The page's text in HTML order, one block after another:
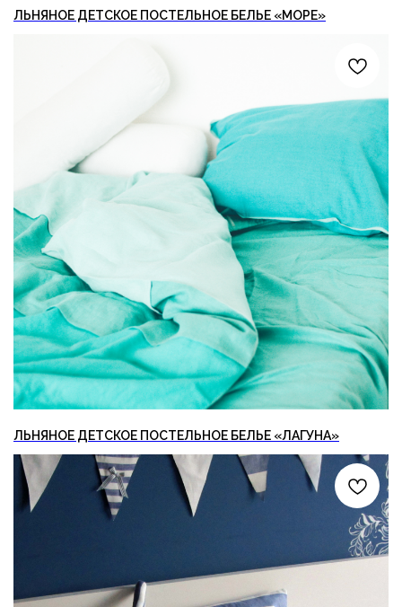
ЛЬНЯНОЕ ДЕТСКОЕ ПОСТЕЛЬНОЕ БЕЛЬЕ «МОРЕ»
ЛЬНЯНОЕ ДЕТСКОЕ ПОСТЕЛЬНОЕ БЕЛЬЕ «ЛАГУНА»